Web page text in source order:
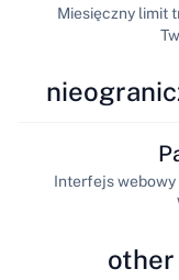
Miesięczny limit
other
Interfejs webowy